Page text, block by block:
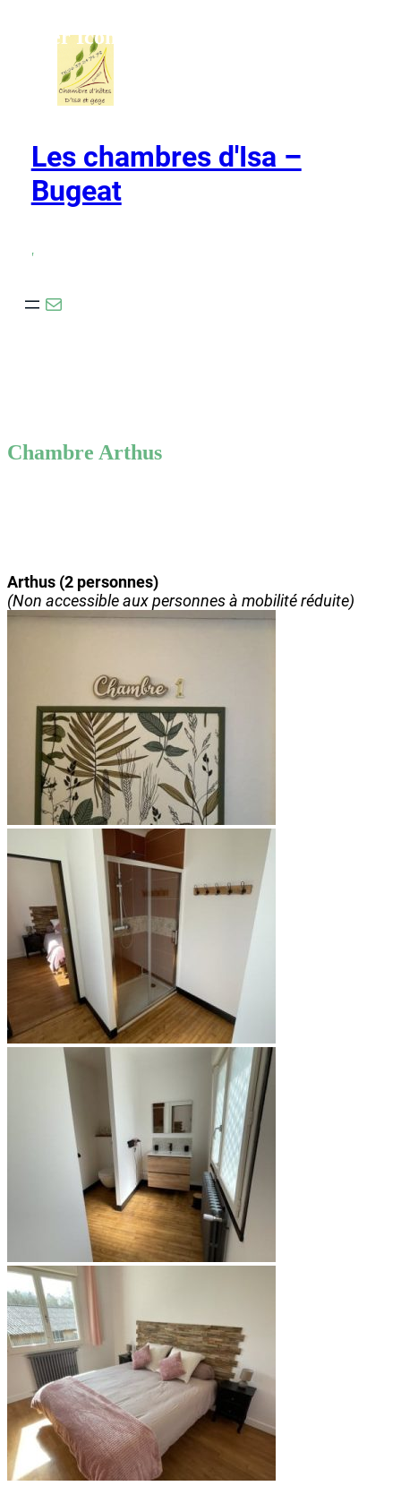
Ho,ver Icons
Les chambres d'Isa –
Bugeat
,
E-mail
Chambre Arthus
Arthus (2 personnes)
(Non accessible aux personnes à mobilité réduite)